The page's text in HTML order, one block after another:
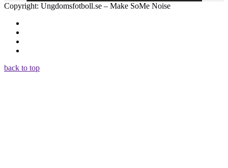
Copyright: Ungdomsfotboll.se – Make SoMe Noise
back to top